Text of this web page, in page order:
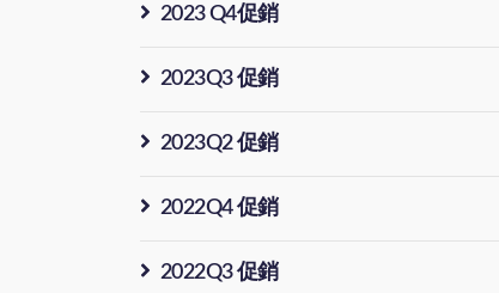
2023 Q4促銷
2023Q3 促銷
2023Q2 促銷
2022Q4 促銷
2022Q3 促銷